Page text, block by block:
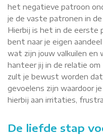
het negatieve patroon
je de vaste patronen in
Hierbij is het in de eerste
bent naar je eigen
wat zijn jouw valkuilen en
hanteer jij in de relatie
zult je bewust worden
gevoelens zijn waardoor
hierbij aan irritaties,
De liefde stap